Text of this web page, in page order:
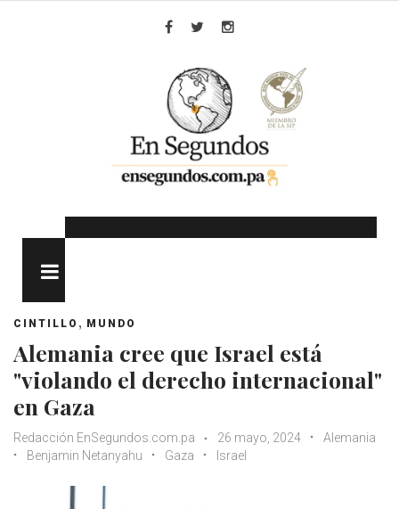
CINTILLO , MUNDO
Alemania cree que Israel está
"violando el derecho internacional"
en Gaza
Redacción EnSegundos.com.pa 26 mayo, 2024
Alemania
Benjamin Netanyahu
Gaza Israel